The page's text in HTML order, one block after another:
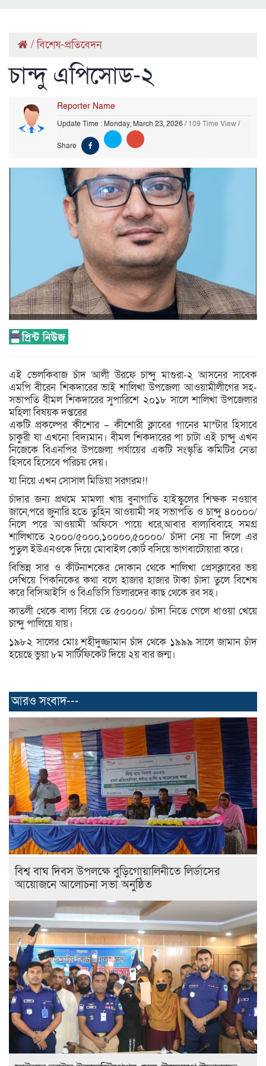
/বিশেষ-প্রতিবেদন
চান্দু এপিসোড-২
Reporter Name
Update Time : Monday, March 23, 2026 /109 Time View/
Share
এই ভেলকিবাজ চাঁদ আলী উরফে চান্দু মাগুরা-২ আসনের সাবেক
এমপি বীরেন শিকদারের ভাই শালিখা উপজেলা আওয়ামীলীগের সহ-
সভাপতি বীমল শিকদারের সুপারিশে ২০১৮ সালে শালিখা উপজেলার
মহিলা বিষয়ক দপ্তরের
একটি প্রকল্পের কীশোর – কীশোরী ক্লাবের গানের মাস্টার হিসাবে
চাকুরী যা এখনো বিদ্যমান। বীমল শিকদারের পা চাটা এই চান্দু এখন
নিজেকে বিএনপির উপজেলা পর্যায়ের একটি সংস্কৃতি কমিটির নেতা
হিসবে হিসেবে পরিচয় দেয়।
যা নিয়ে এখন সোসাল মিডিয়া সরগরম!!
চাঁদার জন্য প্রথমে মামলা খায় বুনাগাতি হাইস্কুলের শিক্ষক নওয়াব
জানে,পরে জুনারি হতে তুহিন আওয়ামী সহ সভাপতি ও চান্দু ৪০০০০/
নিলে পরে আওয়ামী অফিসে পায়ে ধরে,আবার বাল্যবিবাহে সমগ্র
শালিখাতে ২০০০/৫০০০,১০০০০,৫০০০০/ চাঁদা নেয় না দিলে এর
পুতুল ইউএনওকে দিয়ে মোবাইল কোর্ট বসিয়ে ভাগবাটোয়ারা করে।
বিভিন্ন সার ও কীটনাশকের দোকান থেকে শালিখা প্রেসক্লাবের ভয়
দেখিয়ে পিকনিকের কথা বলে হাজার হাজার টাকা চাঁদা তুলে বিশেষ
করে বিসিআইসি ও বিএডিসি ডিলারদের কাছ থেকে রব সহ।
কাতলী থেকে বাল্য বিয়ে তে ৫০০০০/ চাঁদা নিতে গেলে ধাওয়া খেয়ে
চান্দু পালিয়ে যায়।
১৯৮২ সালের মোঃ শহীদুজ্জামান চাঁদ থেকে ১৯৯৯ সালে জামান চাঁদ
হয়েছে ভুয়া ৮ম সার্টিফিকেট দিয়ে ২য় বার জন্ম।
আরও সংবাদ---
বিশ্ব বাঘ দিবস উপলক্ষে বুড়িগোয়ালিনীতে লির্ডাসের
আয়োজনে আলোচনা সভা অনুষ্ঠিত